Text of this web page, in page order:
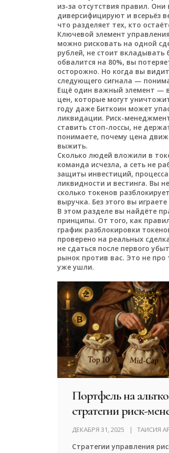
из-за отсутствия правил.
диверсифицируют и всерьёз
что разделяет тех, кто
Ключевой элемент
можно рисковать на одной
рублей, не стоит
обвалится на 80%, вы
осторожно. Но когда вы
следующего сигнала —
Ещё один важный элемент —
цен, которые могут
году даже Биткоин может
ликвидации. Риск-
ставить стоп-лоссы, не
понимаете, почему цена
выжить.
Сколько людей вложили в
команда исчезла, а сеть не
защиты инвестиций,
ликвидности и вестинга. Вы
сколько токенов
выручка. Без этого вы
В этом разделе вы найдёте
принципы. От того, как
график разблокировки
проверено на реальных
не сдаться после первого
рынок против вас. Это не про
уже ушли.
Портфель на
стратегии риск-
для инвестора
ДЕКАБРЯ 31, 2025 ТАИСИЯ
Стратегии управления